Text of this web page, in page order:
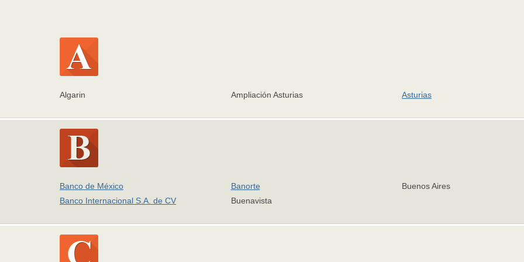
Algarin Ampliación Asturias Asturias
Banco de México
Banco Internacional S.A. de CV
Banorte
Buenavista
Buenos Aires